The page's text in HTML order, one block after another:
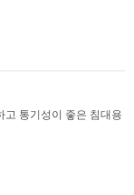
고 통기성이 좋은 침대용